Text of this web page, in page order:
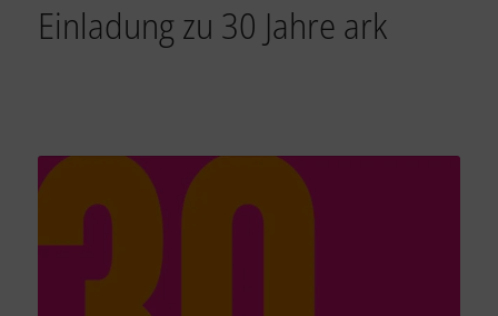
Einladung zu 30 Jahre ark